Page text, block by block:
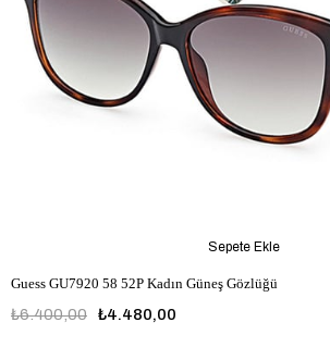
Guess GU7920 58 52P Kadın Güneş Gözlüğü
₺4.480,00
₺6.400,00
Sepete Ekle